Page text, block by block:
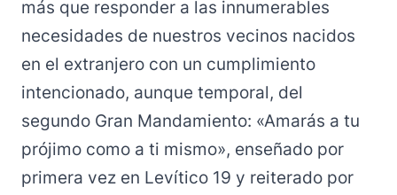
más que responder a las innumerables
necesidades de nuestros vecinos nacidos
en el extranjero con un cumplimiento
intencionado, aunque temporal, del
segundo Gran Mandamiento: «Amarás a tu
prójimo como a ti mismo», enseñado por
primera vez en Levítico 19 y reiterado por